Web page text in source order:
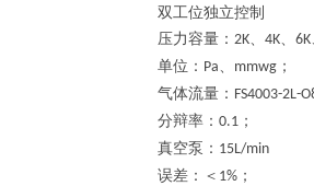
双工位独立控制
压力容量： 2K、 4K、 6K
单位： Pa、 mmwg ；
气体流量： FS4003-2L-
分辩率： 0.1 ；
真空泵： 15L/min
误差：＜ 1% ；